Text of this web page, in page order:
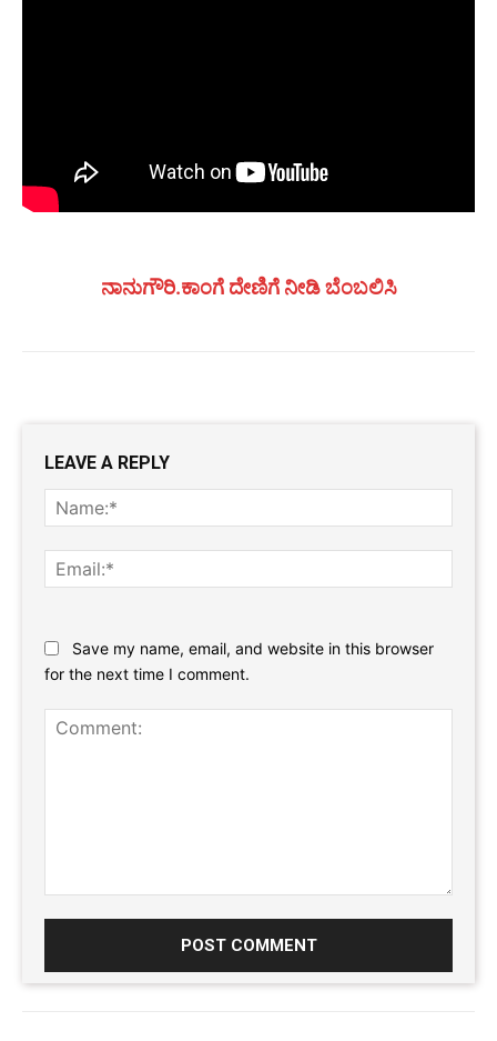
ನಾನುಗೌರಿ.ಕಾಂಗೆ ದೇಣಿಗೆ ನೀಡಿ ಬೆಂಬಲಿಸಿ
LEAVE A REPLY
Save my name, email, and website in this browser
for the next time I comment.